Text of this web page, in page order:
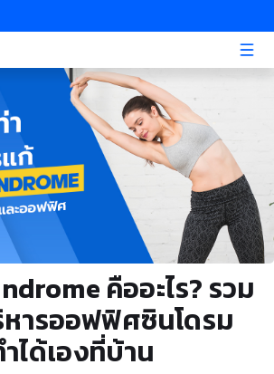
คืออะไร? รวม
หารออฟฟิศซินโดรม
ได้เองที่บ้าน